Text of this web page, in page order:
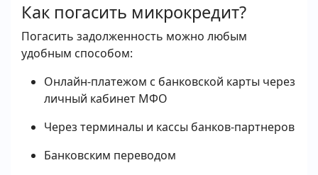
Как погасить микрокредит?
Погасить задолженность можно любым
удобным способом:
Онлайн-платежом с банковской карты через
личный кабинет МФО
Через терминалы и кассы банков-партнеров
Банковским переводом